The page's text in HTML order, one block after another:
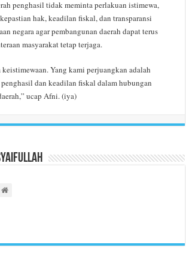
penghasil tidak meminta perlakuan istimewa,
hak, keadilan fiskal, dan transparansi
negara agar pembangunan daerah dapat terus
masyarakat tetap terjaga.
Yang kami perjuangkan adalah
dan keadilan fiskal dalam hubungan
ucap Afni. (iya)